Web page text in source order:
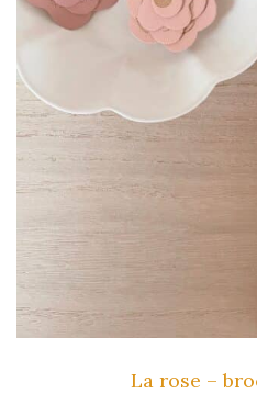
La rose –